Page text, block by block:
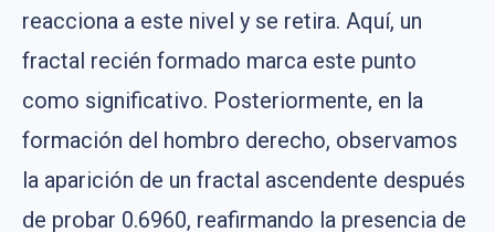
reacciona a este nivel y se retira. Aquí, un
fractal recién formado marca este punto
como significativo. Posteriormente, en la
formación del hombro derecho, observamos
la aparición de un fractal ascendente después
de probar 0.6960, reafirmando la presencia de